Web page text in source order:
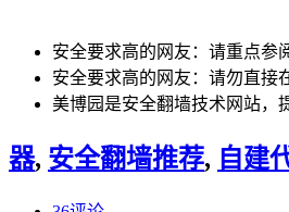
安全要求高的网友：请重点参
安全要求高的网友：请勿直接
美博园是安全翻墙技术网站，
器, 安全翻墙推荐, 自建